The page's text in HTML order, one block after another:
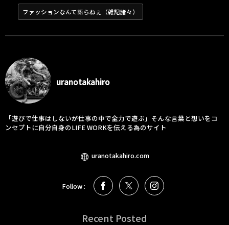
ファッションなんて語らねぇ（雑記諸々）
uranotakahiro
「遊びで仕事はしないが仕事の中で全力で遊ぶ」そんな言葉と想いをコ
ンセプトに自分自身のLIFE WORKを伝える為のサイト
uranotakahiro.com
Follow :
Recent Posted